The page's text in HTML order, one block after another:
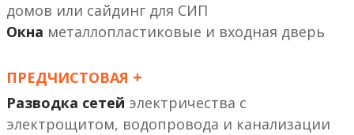
или сайдинг
Окна металлопластиковые и входная дверь
ПРЕДЧИСТОВАЯ +
Разводка сетей электричества с
электрощитом, водопровода и канализации